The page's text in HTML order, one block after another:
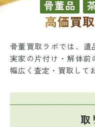
骨董品
高価買取
骨董買取ラボでは、遺
実家の片付け・解体前
幅広く査定・買取して
取